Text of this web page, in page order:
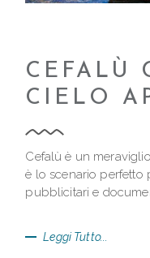
CEFALÙ
CIELO
Cefalù è un
è lo scenario perfetto
pubblicitari e
Leggi Tutto...